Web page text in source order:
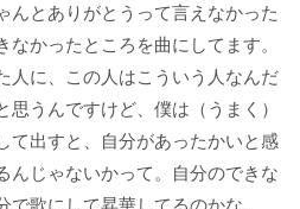
んとありがとうって言えなかった
かったところを曲にしてます。
人に、この人はこういう人なんだ
うんですけど、僕は（うまく）
て出すと、自分があったかいと感
んじゃないかって。自分のできな
歌にして昇華してるのかな。